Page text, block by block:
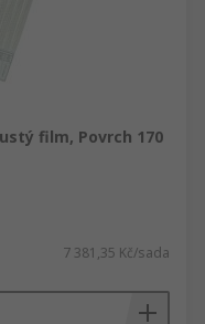
film, Povrch 170
7 381,35 Kč/sada